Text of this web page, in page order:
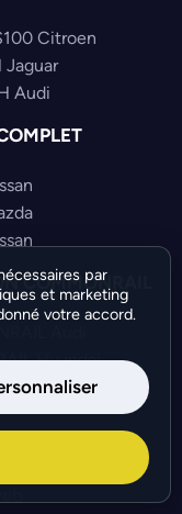
Citroen
Jaguar
Audi
COMMONRAIL
Audi
Hyundai
Volkswagen
droits réservés -
mes cookies
par
et marketing
votre accord.